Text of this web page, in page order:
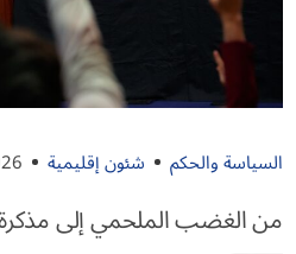
السياسة والحكم شئون إقليمية
من الغضب الملحمي إلى